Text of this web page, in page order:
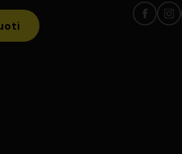
Karka, Elvyra